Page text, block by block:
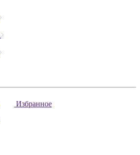
Избранное